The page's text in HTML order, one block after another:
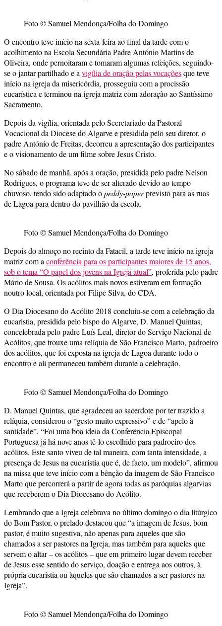
Foto © Samuel Mendonça/Folha do Domingo
O encontro teve início na sexta-feira ao final da tarde com o
acolhimento na Escola Secundária Padre António Martins de
Oliveira, onde pernoitaram e tomaram algumas refeições, seguindo-
se o jantar partilhado e a vigília de oração pelas vocaçõesque teve
início na igreja da misericórdia, prosseguiu com a procissão
eucarística e terminou na igreja matriz com adoração ao Santíssimo
Sacramento.
Depois da vigília, orientada pelo Secretariado da Pastoral
Vocacional da Diocese do Algarve e presidida pelo seu diretor, o
padre António de Freitas, decorreu a apresentação dos participantes
e o visionamento de um filme sobre Jesus Cristo.
No sábado de manhã, após a oração, presidida pelo padre Nelson
Rodrigues, o programa teve de ser alterado devido ao tempo
chuvoso, tendo sido adaptado opeddy-paperprevisto para as ruas
de Lagoa para dentro do pavilhão da escola.
Foto © Samuel Mendonça/Folha do Domingo
Depois do almoço no recinto da Fatacil, a tarde teve início na igreja
matriz com a conferência para os participantes maiores de 15 anos,
sob o tema “O papel dos jovens na Igreja atual”, proferida pelo padre
Mário de Sousa. Os acólitos mais novos estiveram em formação
noutro local, orientada por Filipe Silva, do CDA.
O Dia Diocesano do Acólito 2018 concluiu-se com a celebração da
eucaristia, presidida pelo bispo do Algarve, D. Manuel Quintas,
concelebrada pelo padre Luís Leal, diretor do Serviço Nacional de
Acólitos, que trouxe uma relíquia de São Francisco Marto, padroeiro
dos acólitos, que foi exposta na igreja de Lagoa durante todo o
encontro e ali permaneceu também durante a celebração.
Foto © Samuel Mendonça/Folha do Domingo
D. Manuel Quintas, que agradeceu ao sacerdote por ter trazido a
relíquia, considerou o “gesto muito expressivo” e de “apelo à
santidade”. “Foi uma boa ideia da Conferência Episcopal
Portuguesa já há nove anos tê-lo escolhido para padroeiro dos
acólitos. Este santo viveu de tal maneira, com tanta intensidade, a
presença de Jesus na eucaristia que é, de facto, um modelo”, afirmou
na missa que teve início com a bênção da imagem de São Francisco
Marto que percorrerá a partir de agora todas as paróquias algarvias
que receberem o Dia Diocesano do Acólito.
Lembrando que a Igreja celebrava no último domingo o dia litúrgico
do Bom Pastor, o prelado destacou que “a imagem de Jesus, bom
pastor, é muito sugestiva, não apenas para aqueles que são
chamados a ser pastores na Igreja, mas também para aqueles que
servem o altar – os acólitos – que em primeiro lugar devem receber
de Jesus esse sentido do serviço, doação e entrega aos outros, à
própria eucaristia ou àqueles que são chamados a ser pastores na
Igreja”.
Foto © Samuel Mendonça/Folha do Domingo